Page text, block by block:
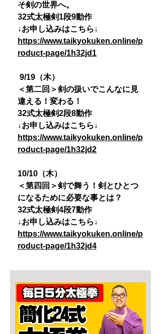
そ剣の世界へ。
32式太極剣1段9動作
↓お申し込みはこちら↓
https://www.taikyokuken.online/p
roduct-page/1h32jd1
9/19（木）
＜第二回＞剣の扱いでこんなに見
違える！変わる！
32式太極剣2段8動作
↓お申し込みはこちら↓
https://www.taikyokuken.online/p
roduct-page/1h32jd2
10/10（木）
＜第四回＞剣で舞う！剣とひとつ
になるために必要な事とは？
32式太極剣4段7動作
↓お申し込みはこちら↓
https://www.taikyokuken.online/p
roduct-page/1h32jd4